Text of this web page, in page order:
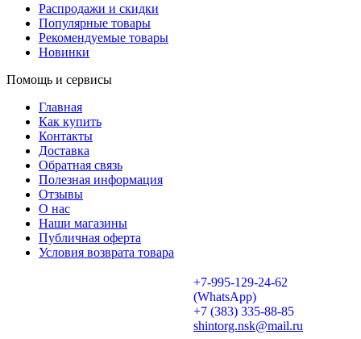
Распродажи и скидки
Популярные товары
Рекомендуемые товары
Новинки
Помощь и сервисы
Главная
Как купить
Контакты
Доставка
Обратная связь
Полезная информация
Отзывы
О нас
Наши магазины
Публичная оферта
Условия возврата товара
+7-995-129-24-62
(WhatsApp)
+7 (383) 335-88-85
shintorg.nsk@mail.ru